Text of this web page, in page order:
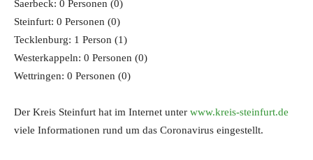
Saerbeck: 0 Personen (0)
Steinfurt: 0 Personen (0)
Tecklenburg: 1 Person (1)
Westerkappeln: 0 Personen (0)
Wettringen: 0 Personen (0)
Der Kreis Steinfurt hat im Internet unter www.kreis-steinfurt.de
viele Informationen rund um das Coronavirus eingestellt.